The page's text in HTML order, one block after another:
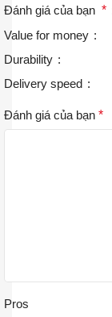
Đánh giá của bạn *
Value for money
Durability
Delivery speed
Đánh giá của bạn *
Pros